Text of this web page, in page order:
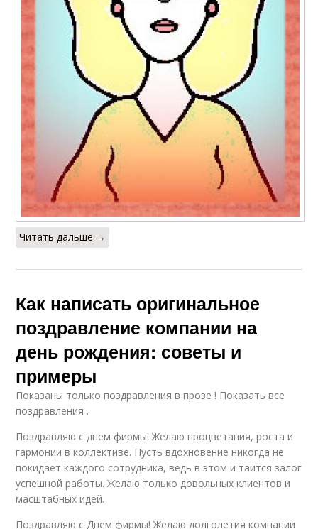
Читать дальше →
Как написать оригинальное
поздравление компании на
день рождения: советы и
примеры
Показаны только поздравления в прозе ! Показать все
поздравления .
Поздравляю с днем фирмы! Желаю процветания, роста и
гармонии в коллективе. Пусть вдохновение никогда не
покидает каждого сотрудника, ведь в этом и таится залог
успешной работы. Желаю только довольных клиентов и
масштабных идей.
Поздравляю с Днем фирмы! Желаю долголетия компании